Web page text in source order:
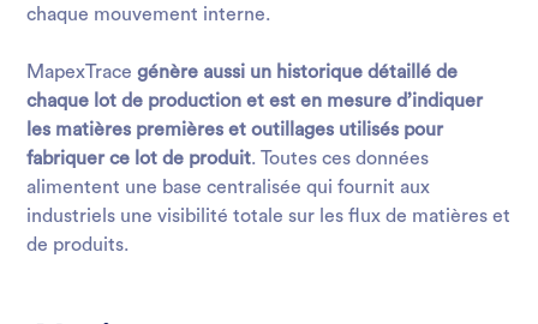
chaque mouvement interne.
MapexTracegénère aussi un historique détaillé de
chaque lot de production et est en mesure d’indiquer
les matières premières et outillages utilisés pour
fabriquer ce lot de produit. Toutes ces données
alimentent une base centralisée qui fournit aux
industriels une visibilité totale sur les flux de matières et
de produits.